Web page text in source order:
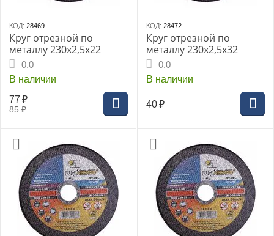
КОД: 28469
Круг отрезной по
металлу 230х2,5х22
0.0
В наличии
85 ₽
77 ₽
КОД: 28472
Круг отрезной по
металлу 230х2,5х32
0.0
В наличии
40 ₽